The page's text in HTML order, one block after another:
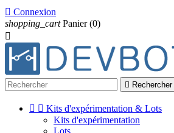
 Connexion
shopping_cart Panier (0)

 Rechercher
  Kits d'expérimentation & Lots
Kits d'expérimentation
Lots